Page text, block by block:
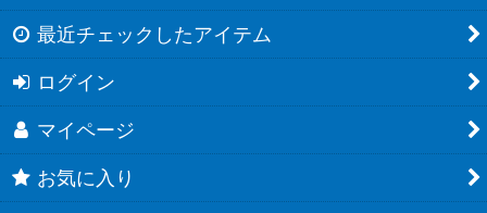
最近チェックしたアイテム
ログイン
マイページ
お気に入り